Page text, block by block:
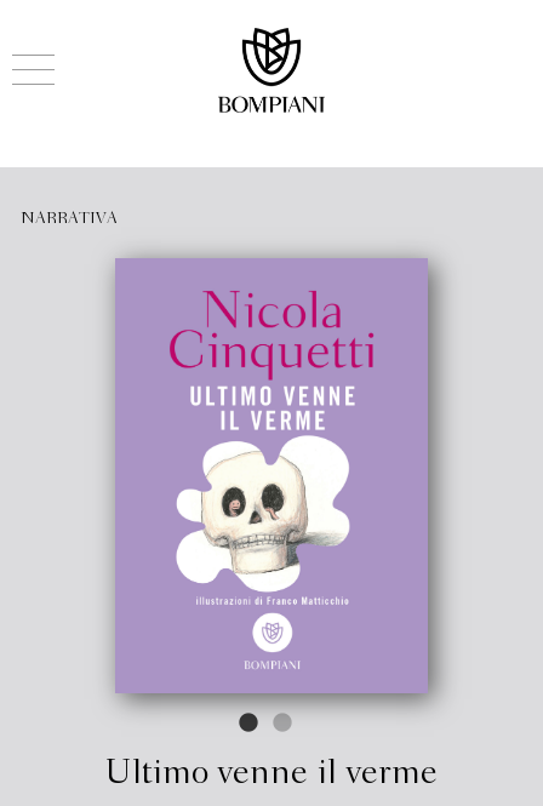
NARRATIVA
Ultimo venne il verme